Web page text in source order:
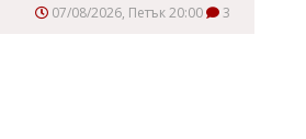
07/08/2026, Петък 20:00 3